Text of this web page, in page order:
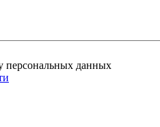
персональных данных